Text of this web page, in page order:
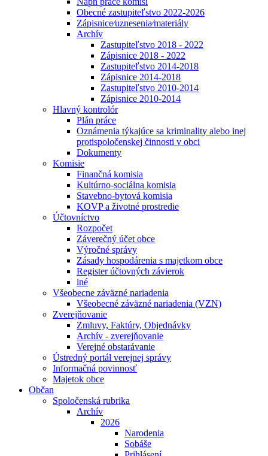
Obecné zastupiteľstvo 2022-2026
Zápisnice⁄uznesenia⁄materiály
Archív
Zastupiteľstvo 2018 - 2022
Zápisnice 2018 - 2022
Zastupiteľstvo 2014-2018
Zápisnice 2014-2018
Zastupiteľstvo 2010-2014
Zápisnice 2010-2014
Hlavný kontrolór
Plán práce
Oznámenia týkajúce sa kriminality alebo inej
protispoločenskej činnosti v obci
Dokumenty
Komisie
Finančná komisia
Kultúrno-sociálna komisia
Stavebno-bytová komisia
KOVP a životné prostredie
Účtovníctvo
Rozpočet
Záverečný účet obce
Výročné správy
Zásady hospodárenia s majetkom obce
Register účtovných závierok
iné
Všeobecne záväzné nariadenia
Všeobecné záväzné nariadenia (VZN)
Zverejňovanie
Zmluvy, Faktúry, Objednávky
Archív - zverejňovanie
Verejné obstarávanie
Ústredný portál verejnej správy
Informačná povinnosť
Majetok obce
Občan
Spoločenská rubrika
Archív
2026
Narodenia
Sobáše